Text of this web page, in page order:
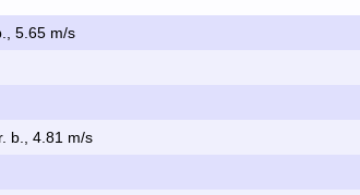
5.65 m/s
b., 4.81 m/s